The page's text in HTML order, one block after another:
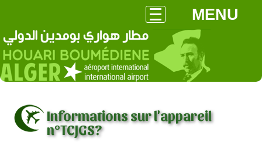
MENU
Informations sur l'appareil
n°TCJGS?